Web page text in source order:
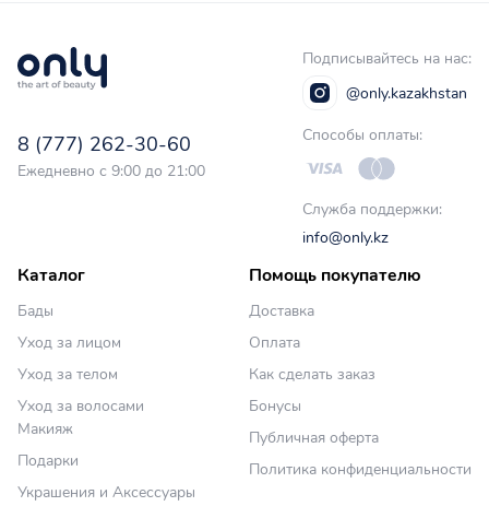
8 (777) 262-30-60
Ежедневно с 9:00 до 21:00
Подписывайтесь на нас:
@only.kazakhstan
Способы оплаты:
Служба поддержки:
info@only.kz
Каталог
Бады
Уход за лицом
Уход за телом
Уход за волосами
Макияж
Подарки
Украшения и Аксессуары
Помощь покупателю
Доставка
Оплата
Как сделать заказ
Бонусы
Публичная оферта
Политика конфиденциальности